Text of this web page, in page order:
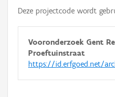
Deze projectcode wordt
Vooronderzoek Gent
Proeftuinstraat
https://id.erfgoed.net/